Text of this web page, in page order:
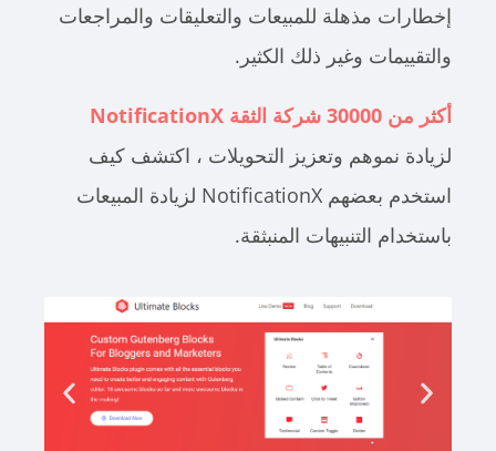
إخطارات مذهلة للمبيعات والتعليقات والمراجعات
والتقييمات وغير ذلك الكثير.
أكثر من 30000 شركة
الثقة NotificationX
لزيادة نموهم وتعزيز التحويلات ، اكتشف كيف
استخدم بعضهم NotificationX لزيادة المبيعات
باستخدام التنبيهات المنبثقة.